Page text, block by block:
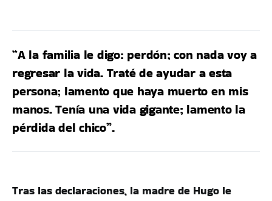
“A la familia le digo: perdón; con nada voy a
regresar la vida. Traté de ayudar a esta
persona; lamento que haya muerto en mis
manos. Tenía una vida gigante; lamento la
pérdida del chico”.
Tras las declaraciones, la madre de Hugo le